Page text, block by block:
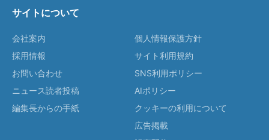
サイトについて
会社案内
採用情報
お問い合わせ
ニュース読者投稿
編集長からの手紙
個人情報保護方針
サイト利用規約
SNS利用ポリシー
AIポリシー
クッキーの利用について
広告掲載